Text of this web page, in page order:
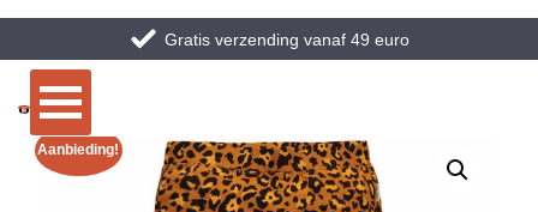
Gratis verzending vanaf 49 euro
Aanbieding!